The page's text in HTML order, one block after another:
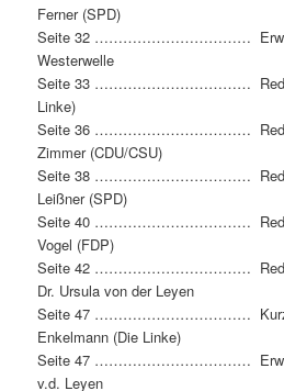
Ferner (SPD)
Seite 32 ……………………………
Westerwelle
Seite 33 …………………………… Rede
Linke)
Seite 36 ……………………………
Zimmer (CDU/CSU)
Seite 38 …………………………… Rede
Leißner (SPD)
Seite 40 ……………………………
Vogel (FDP)
Seite 42 …………………………… Rede
Dr. Ursula von der Leyen
Seite 47 ……………………………
Enkelmann (Die Linke)
Seite 47 ……………………………
v.d. Leyen